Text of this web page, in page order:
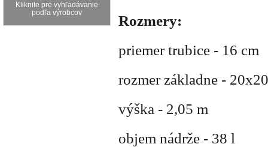
Kliknite pre vyhľadávanie
podľa výrobcov
Rozmery:
priemer trubice - 16 cm
rozmer základne -
výška - 2,05 m
objem nádrže - 38 l